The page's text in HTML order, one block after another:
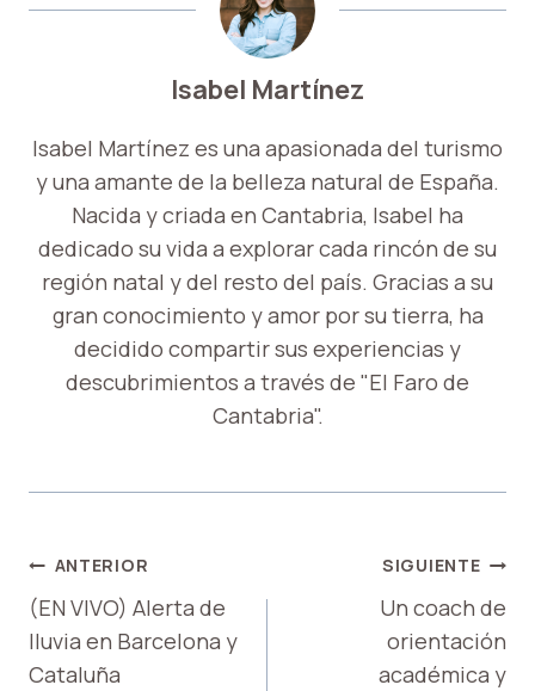
Isabel Martínez
Isabel Martínez es una apasionada del turismo
y una amante de la belleza natural de España.
Nacida y criada en Cantabria, Isabel ha
dedicado su vida a explorar cada rincón de su
región natal y del resto del país. Gracias a su
gran conocimiento y amor por su tierra, ha
decidido compartir sus experiencias y
descubrimientos a través de "El Faro de
Cantabria".
NAVEGACIÓN
DE
ENTRADAS
ANTERIOR
(EN VIVO) Alerta de
lluvia en Barcelona y
Cataluña
SIGUIENTE
Un coach de
orientación
académica y